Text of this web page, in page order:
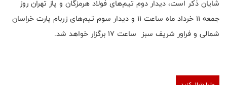
شایان ذکر است، دیدار دوم تیم‌های فولاد هرمزگان و پاز تهران روز
جمعه ۱۱ خرداد ماه ساعت ۱۱ و دیدار سوم تیم‌های زربام پارت خراسان
شمالی و فراور شریف سبز ساعت ۱۷ برگزار خواهد شد.